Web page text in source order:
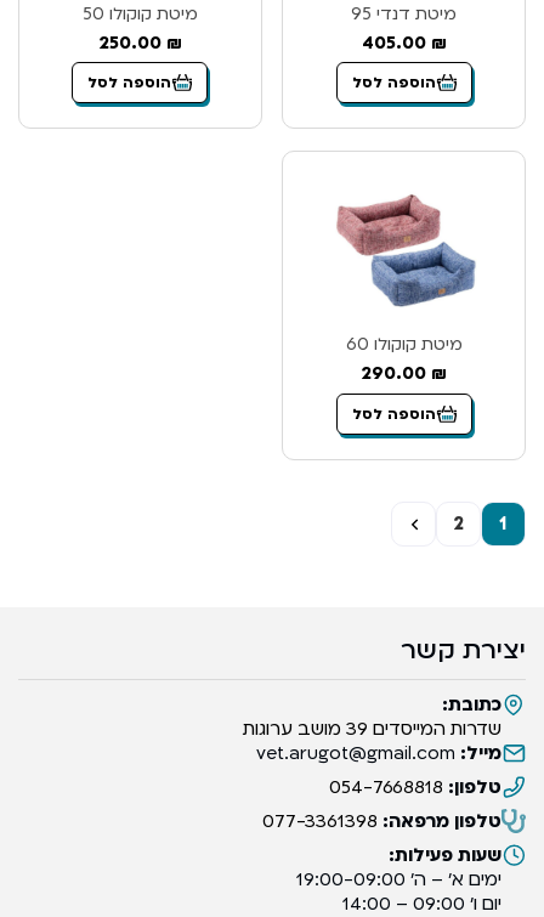
מיטת דנדי 95
405.00 ₪
הוספה לסל
מיטת קוקולו 50
250.00 ₪
הוספה לסל
מיטת קוקולו 60
290.00 ₪
הוספה לסל
1
2
←
יצירת קשר
כתובת:
שדרות המייסדים 39 מושב ערוגות
מייל: vet.arugot@gmail.com
טלפון: 054-7668818
טלפון מרפאה: 077-3361398
שעות פעילות:
ימים א’ – ה’ 19:00-09:00
יום ו’ 09:00 – 14:00